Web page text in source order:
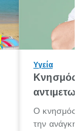
Υγεία
Κνησμός:
Ο κνησμός
την ανάγκη